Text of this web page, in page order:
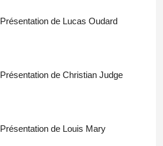
Présentation de Lucas Oudard
Présentation de Christian Judge
Présentation de Louis Mary